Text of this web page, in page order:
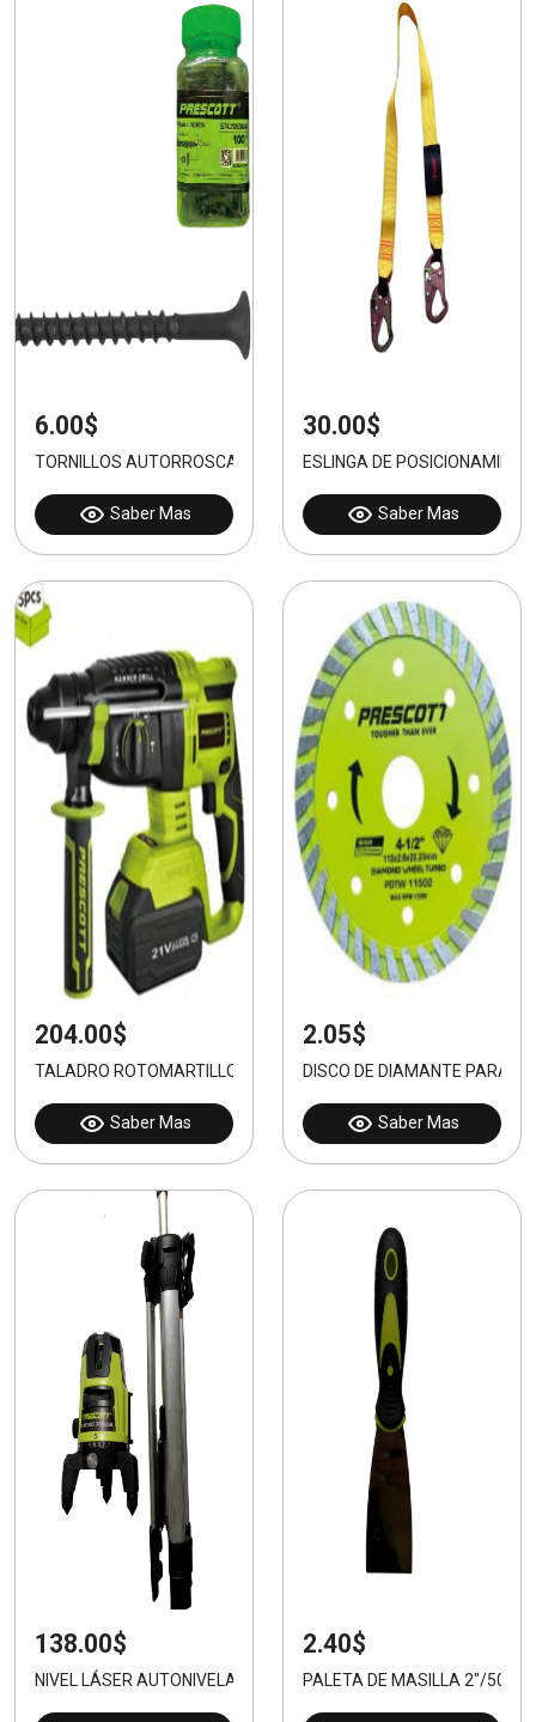
6.00$
TORNILLOS AUTORROSCANTES PHILLIPS 4.2X63mm 100pcs
Saber Mas
30.00$
ESLINGA DE
Saber Mas
204.00$
TALADRO ROTOMARTILLO INALÁMBRICO
Saber Mas
2.05$
DISCO DE DIAMANTE PARA
Saber Mas
138.00$
NIVEL LÁSER AUTONIVELANTE 360°
2.40$
PALETA DE MASILLA 2"/50